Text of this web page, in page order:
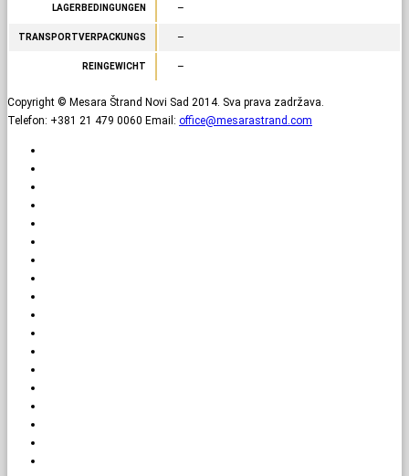
LAGERBEDINGUNGEN –
TRANSPORTVERPACKUNGS –
REINGEWICHT –
Copyright © Mesara Štrand Novi Sad 2014. Sva prava zadržava.
Telefon: +381 21 479 0060 Email: office@mesarastrand.com